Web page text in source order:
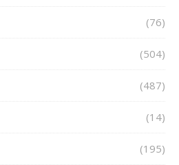
(76)
(504)
(487)
(14)
(195)